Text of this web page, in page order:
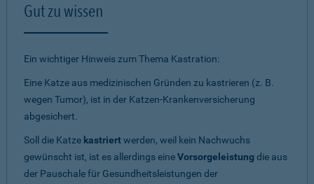
Gut zu wissen
Ein wichtiger Hinweis zum Thema Kastration:
Eine Katze aus medizinischen Gründen zu kastrieren (z. B.
wegen Tumor), ist in der Katzen-Krankenversicherung
abgesichert.
Soll die Katze kastriertwerden, weil kein Nachwuchs
gewünscht ist, ist es allerdings eineVorsorgeleistung die aus
der Pauschale für Gesundheitsleistungen der